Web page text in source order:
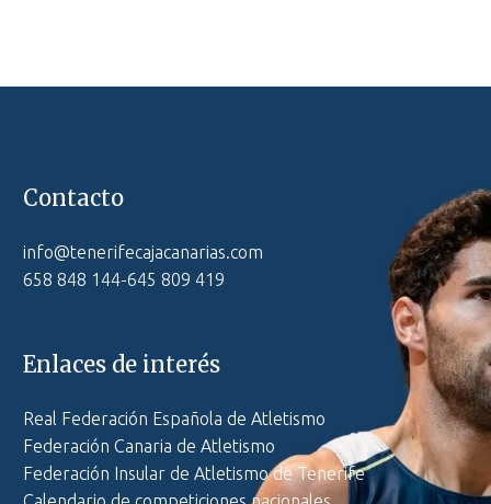
Contacto
info@tenerifecajacanarias.com
658 848 144-645 809 419
Enlaces de interés
Real Federación Española de Atletismo
Federación Canaria de Atletismo
Federación Insular de Atletismo de Tenerife